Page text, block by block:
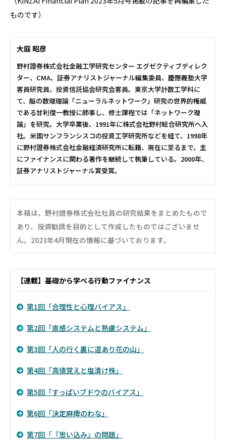
ものです）
大庭 昭彦
野村證券株式会社金融工学研究センター エグゼクティブディレク
ター、CMA、証券アナリストジャーナル編集委員、慶應義塾大学
客員研究員、投資信託協会研究会客員。東京大学計数工学科に
て、脳の数理理論「ニューラルネットワーク」研究の世界的権威
である甘利俊一教授に師事し、修士課程では「ネットワーク理
論」を研究。大学卒業後、1991年に株式会社野村総合研究所へ入
社。米国サンフランシスコの投資工学研究所などを経て、1998年
に野村證券株式会社金融経済研究所に転籍、現在に至るまで、主
にファイナンスに関わる著作を継続して執筆している。2000年、
証券アナリストジャーナル賞受賞。
本稿は、野村證券株式会社社員の研究結果をまとめたもので
あり、投資勧誘を目的として作成したものではございませ
ん。2023年4月現在の情報に基づいております。
【連載】基礎から学べる行動ファイナンス
第1回「合理性と心理バイアス」
第2回「直感システムと熟慮システム」
第3回「人の行く裏に道あり花の山」
第4回「高値覚えと塩漬け株」
第5回「すっぱいブドウのバイアス」
第6回「決定麻痺のわな」
第7回「『思い込み』の問題」